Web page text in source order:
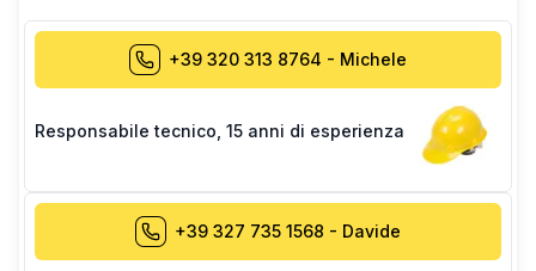
+39 320 313 8764 - Michele
Responsabile tecnico 15 anni di esperienza
+39 327 735 1568 - Davide